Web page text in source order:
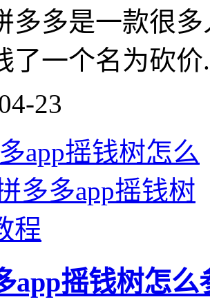
多多是一款很
了一个名为砍
23
app摇钱树怎